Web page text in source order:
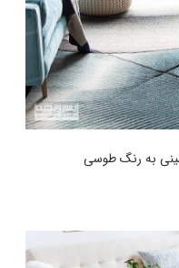
به رنگ طوسی